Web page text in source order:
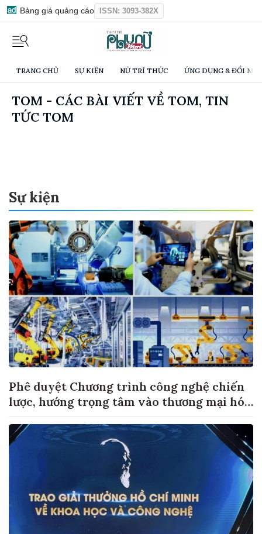
Bảng giá quảng cáo ISSN: 3093-382X
TRANG CHỦ SỰ KIỆN NỮ TRÍ THỨC ỨNG DỤNG & ĐỔI
TOM - CÁC BÀI VIẾT VỀ TOM, TIN
TỨC TOM
Sự kiện
Phê duyệt Chương trình công nghệ chiến
lược, hướng trọng tâm vào thương mại hóa